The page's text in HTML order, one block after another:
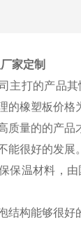
家定制
主打的产品
的橡塑板价
质量的的产
能很好的发展
保温材料，
结构能够很好